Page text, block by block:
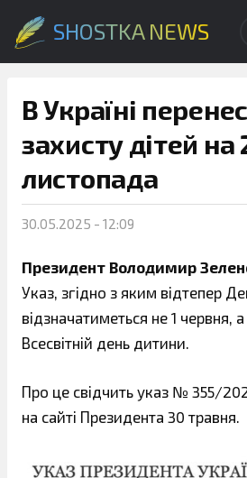
SHOSTKA NEWS
В Україні
захисту дітей на
листопада
30.05.2025 - 12:09
Президент Володимир
Указ, згідно з яким відтепер
відзначатиметься не 1 червня,
Всесвітній день дитини.
Про це свідчить указ № 355/
на сайті Президента 30 травня.